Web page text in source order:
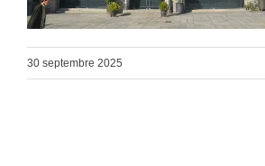
30 septembre 2025